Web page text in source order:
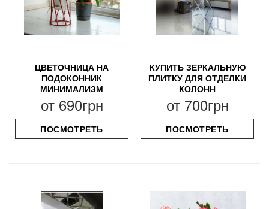
ЦВЕТОЧНИЦА НА
ПОДОКОННИК
МИНИМАЛИЗМ
от 690грн
ПОСМОТРЕТЬ
КУПИТЬ ЗЕРКАЛЬНУЮ
ПЛИТКУ ДЛЯ ОТДЕЛКИ
КОЛОНН
от 700грн
ПОСМОТРЕТЬ